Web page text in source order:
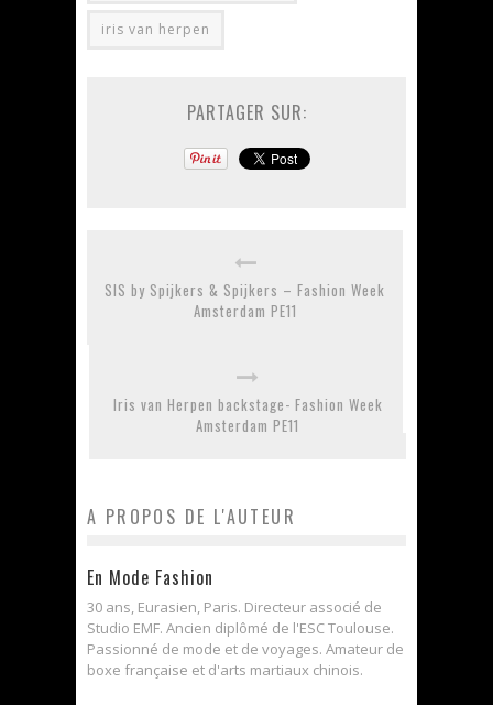
iris van herpen
PARTAGER SUR:
SIS by Spijkers & Spijkers – Fashion Week
Amsterdam PE11
Iris van Herpen backstage- Fashion Week
Amsterdam PE11
A PROPOS DE L'AUTEUR
En Mode Fashion
30 ans, Eurasien, Paris. Directeur associé de
Studio EMF. Ancien diplômé de l'ESC Toulouse.
Passionné de mode et de voyages. Amateur de
boxe française et d'arts martiaux chinois.